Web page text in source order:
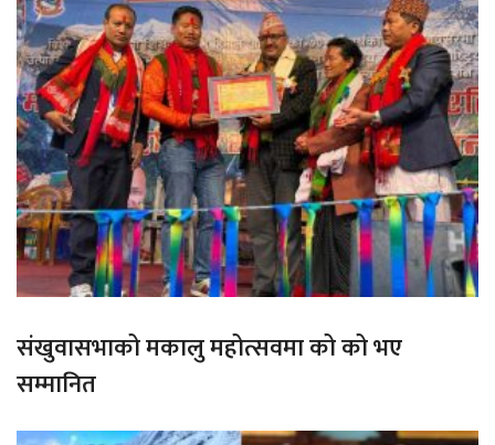
संखुवासभाको मकालु महोत्सवमा को को भए
सम्मानित